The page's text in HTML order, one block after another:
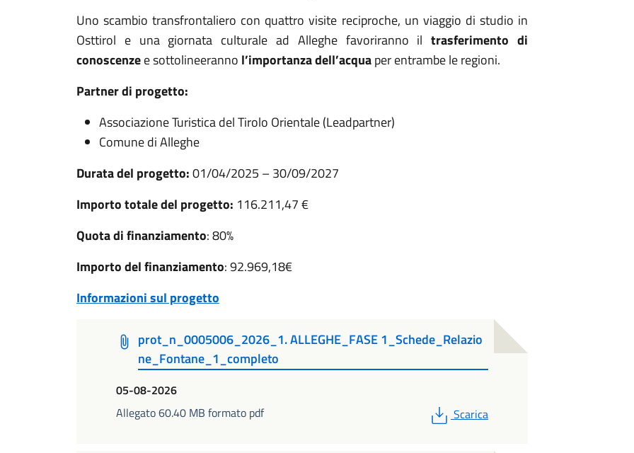
Uno scambio transfrontaliero con quattro visite reciproche, un viaggio di studio in
Osttirol e una giornata culturale ad Alleghe favoriranno iltrasferimento di
conoscenzee sottolineeranno l’importanza dell’acquaper entrambe le regioni.
Partner di progetto:
Associazione Turistica del Tirolo Orientale (Leadpartner)
Comune di Alleghe
Durata del progetto:01/04/2025 – 30/09/2027
Importo totale del progetto: 116.211,47 €
Quota di finanziamento: 80%
Importo del finanziamento: 92.969,18€
Informazioni sul progetto
prot_n_0005006_2026_1. ALLEGHE_FASE 1_Schede_Relazio
ne_Fontane_1_completo
05-08-2026
Allegato 60.40 MB formato pdf
PDF
Scarica